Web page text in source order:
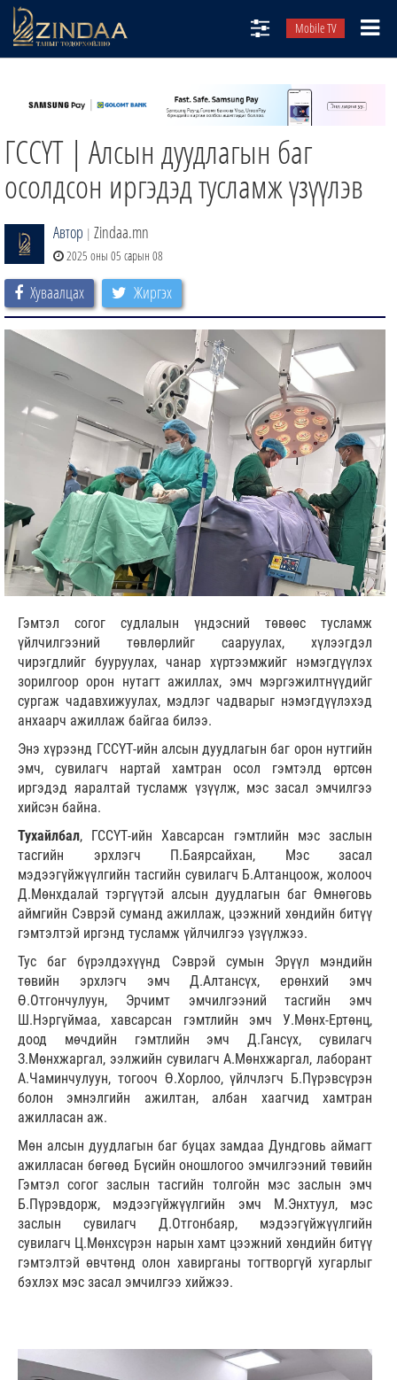
Mobile TV
ТВ8
ӨГЛӨӨНИЙ СОНИН
АУДИО ЗОХИОЛ
ЗИНДАА СЭТГҮҮЛ
ГССҮТ | Алсын дуудлагын баг
осолдсон иргэдэд тусламж үзүүлэв
Автор | Zindaa.mn
2025 оны 05 сарын 08
Хуваалцах Жиргэх
Гэмтэл согог судлалын үндэсний төвөөс тусламж
үйлчилгээний төвлөрлийг сааруулах, хүлээгдэл
чирэгдлийг бууруулах, чанар хүртээмжийг нэмэгдүүлэх
зорилгоор орон нутагт ажиллах, эмч мэргэжилтнүүдийг
сургаж чадавхижуулах, мэдлэг чадварыг нэмэгдүүлэхэд
анхаарч ажиллаж байгаа билээ.
Энэ хүрээнд ГССҮТ-ийн алсын дуудлагын баг орон нутгийн
эмч, сувилагч нартай хамтран осол гэмтэлд өртсөн
иргэдэд яаралтай тусламж үзүүлж, мэс засал эмчилгээ
хийсэн байна.
Тухайлбал, ГССҮТ-ийн Хавсарсан гэмтлийн мэс заслын
тасгийн эрхлэгч П.Баярсайхан, Мэс засал
мэдээгүйжүүлгийн тасгийн сувилагч Б.Алтанцоож, жолооч
Д.Мөнхдалай тэргүүтэй алсын дуудлагын баг Өмнөговь
аймгийн Сэврэй суманд ажиллаж, цээжний хөндийн битүү
гэмтэлтэй иргэнд тусламж үйлчилгээ үзүүлжээ.
Тус баг бүрэлдэхүүнд Сэврэй сумын Эрүүл мэндийн
төвийн эрхлэгч эмч Д.Алтансүх, ерөнхий эмч
Ө.Отгончулуун, Эрчимт эмчилгээний тасгийн эмч
Ш.Нэргүймаа, хавсарсан гэмтлийн эмч У.Мөнх-Ертөнц,
доод мөчдийн гэмтлийн эмч Д.Гансүх, сувилагч
З.Мөнхжаргал, ээлжийн сувилагч А.Мөнхжаргал, лаборант
А.Чаминчулуун, тогооч Ө.Хорлоо, үйлчлэгч Б.Пүрэвсүрэн
болон эмнэлгийн ажилтан, албан хаагчид хамтран
ажилласан аж.
Мөн алсын дуудлагын баг буцах замдаа Дундговь аймагт
ажилласан бөгөөд Бүсийн оношлогоо эмчилгээний төвийн
Гэмтэл согог заслын тасгийн толгойн мэс заслын эмч
Б.Пүрэвдорж, мэдээгүйжүүлгийн эмч М.Энхтуул, мэс
заслын сувилагч Д.Отгонбаяр, мэдээгүйжүүлгийн
сувилагч Ц.Мөнхсүрэн нарын хамт цээжний хөндийн битүү
гэмтэлтэй өвчтөнд олон хавирганы тогтворгүй хугарлыг
бэхлэх мэс засал эмчилгээ хийжээ.